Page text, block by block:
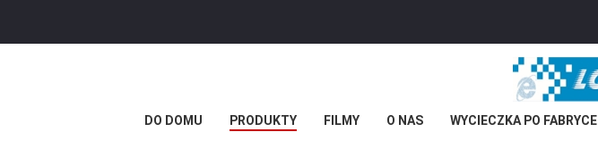
DO DOMU PRODUKTY FILMY O NAS WYCIECZKA PO FABRYCE